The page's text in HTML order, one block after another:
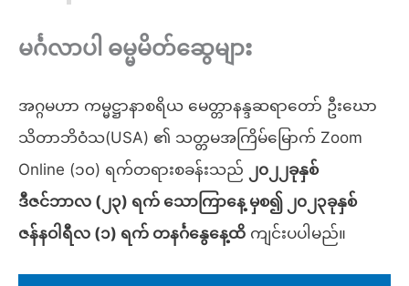
မင်္ဂလာပါ ဓမ္မမိတ်ဆွေများ
အဂ္ဂမဟာ ကမ္မဋ္ဌာနာစရိယ မေတ္တာနန္ဒဆရာတော် ဦးဃော
သိတာဘိဝံသ(USA) ၏ သတ္တမအကြိမ်မြောက် Zoom
Online (၁၀) ရက်တရားစခန်းသည်
၂၀၂၂ခုနှစ်
ဒီဇင်ဘာလ (၂၃) ရက် သောကြာနေ့ မှစ၍ ၂၀၂၃ခုနှစ်
ဇန်နဝါရီလ (၁) ရက် တနင်္ဂနွေနေ့ထိ ကျင်းပပါမည်။